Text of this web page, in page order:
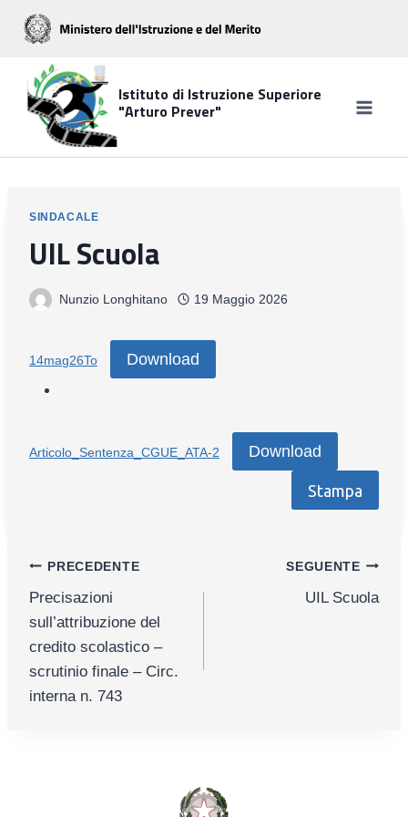
Salta
contenuto
Istituto di Istruzione Superiore
"Arturo Prever"
SINDACALE
UIL Scuola
Nunzio Longhitano 19 Maggio 2026
14mag26To Download
Articolo_Sentenza_CGUE_ATA-2 Download
Stampa
Navigazione
articoli
PRECEDENTE
Precisazioni
sull’attribuzione del
credito scolastico –
scrutinio finale – Circ.
interna n. 743
SEGUENTE
UIL Scuola